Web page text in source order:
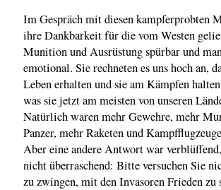
Im Gespräch mit diesen kampferprobten
ihre Dankbarkeit für die vom Westen
Munition und Ausrüstung spürbar und
emotional. Sie rechneten es uns hoch an,
Leben erhalten und sie am Kämpfen
was sie jetzt am meisten von unseren
Natürlich waren mehr Gewehre, mehr
Panzer, mehr Raketen und
Aber eine andere Antwort war
nicht überraschend: Bitte versuchen Sie
zu zwingen, mit den Invasoren Frieden zu